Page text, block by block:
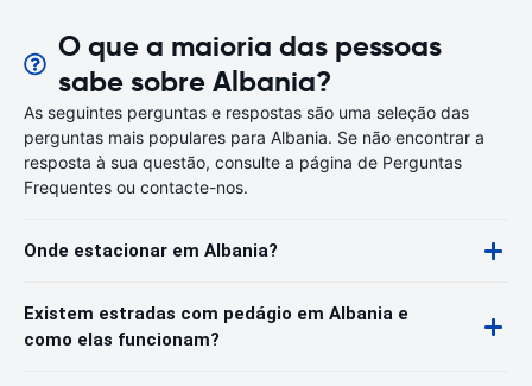
O que a maioria das pessoas
sabe sobre Albania?
As seguintes perguntas e respostas são uma seleção das
perguntas mais populares para Albania. Se não encontrar a
resposta à sua questão, consulte a página de Perguntas
Frequentes ou contacte-nos.
Onde estacionar em Albania?
Existem estradas com pedágio em Albania e
como elas funcionam?